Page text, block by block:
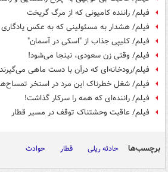
فیلم/ راننده کامیونی که از مرگ گریخت
فیلم/ هشدار به مسئولینی که به عکس یادگاری
فیلم/ کلیپی جذاب از "اسکی در آسمان"
فیلم/ وقتی زن سعودی، نینجا می‌شود!
فیلم/رودخانه‌ای که درآن با دست ماهی
فیلم/ شغل خطرناک این مرد در استخر
فیلم/ راننده‌ای که همه را سرکار گذاشت!
فیلم/ عاقبت وحشتناک توقف در مسیر قطار
برچسب‌ها حادثه ریلی قطار حوادث